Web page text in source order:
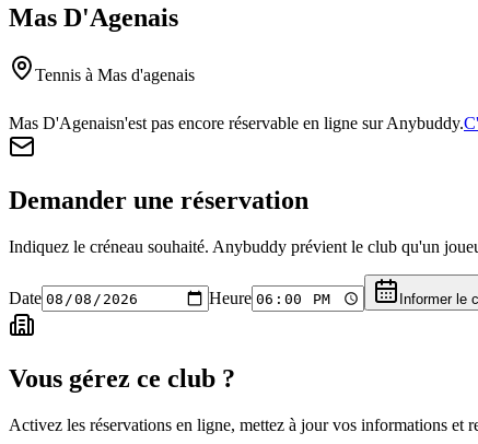
Mas D'Agenais
Tennis à Mas d'agenais
Mas D'Agenaisn'est pas encore réservable en ligne sur Anybuddy.
Demander une réservation
Indiquez le créneau souhaité. Anybuddy prévient le club qu'un
Date Heure Informer le
Vous gérez ce club ?
Activez les réservations en ligne, mettez à jour vos informations et